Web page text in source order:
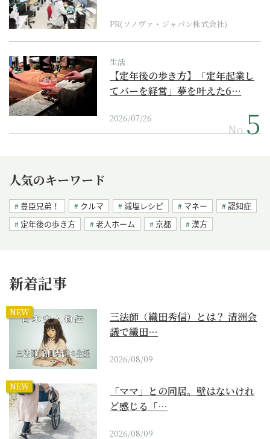
PR(ソノヴァ・ジャパン株式会社)
生活
【定年後の歩き方】「定年起業し
てバーを経営」夢を叶えた6…
2026/07/26
No.
人気のキーワード
豊臣兄弟！ クルマ 減塩レシピ マネー
認知症
定年後の歩き方
老人ホーム 京都 漢方
新着記事
NEW
三法師（織田秀信）とは？ 清洲会
議で織田…
2026/08/09
NEW
「ママ」との同居。壁はないけれ
ど感じる「…
2026/08/09